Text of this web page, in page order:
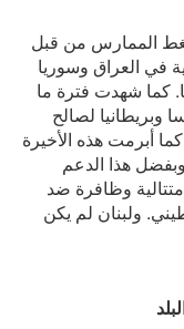
الممارس من قبل
في العراق وسوريا
كما شهدت فترة ما
وبريطانيا لصالح
أبرمت هذه الأخيرة
وبفضل هذا الدعم
وظافرة ضد
ولبنان لم يكن